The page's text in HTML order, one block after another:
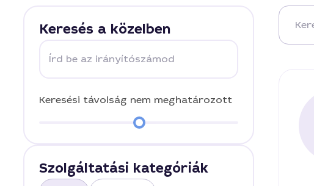
Keresés a közelben
Írd be az irányítószámod
Keresési távolság nem meghatározott
Szolgáltatási kategóriák